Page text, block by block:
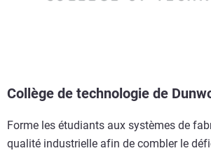
Collège de technologie de
Forme les étudiants aux systèmes de
qualité industrielle afin de combler le